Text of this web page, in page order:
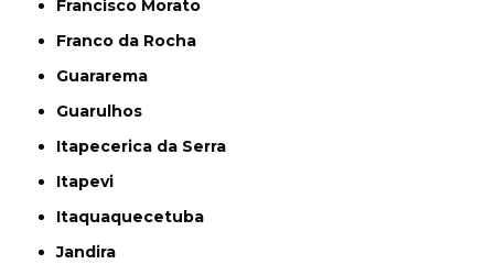
Francisco Morato
Franco da Rocha
Guararema
Guarulhos
Itapecerica da Serra
Itapevi
Itaquaquecetuba
Jandira